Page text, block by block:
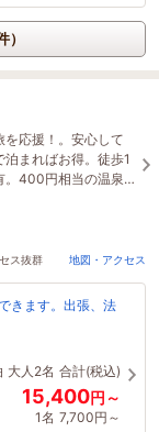
）
応援！。安心して
まればお得。徒歩1
。400円相当の温泉
ス抜群 地図・アクセス
きます。出張、法
大人2名 合計(税込)
15,400円～
1名 7,700円～